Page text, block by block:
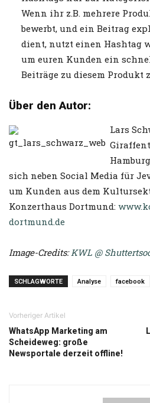
Wenn ihr z.B. mehrere
bewerbt, und ein Beitrag
dient, nutzt einen Hashtag
um euren Kunden ein
Beiträge zu diesem Produkt
Über den Autor:
Lars
sich neben Social Media für
um Kunden aus dem
Konzerthaus Dortmund:
dortmund.de
Image-Credits:KWL @
SCHLAGWORTE Analyse facebook
Vorheriger Artikel
WhatsApp Marketing am
Scheideweg: große
Newsportale derzeit offline!